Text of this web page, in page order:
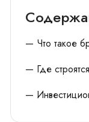
— Что такое
— Где
—